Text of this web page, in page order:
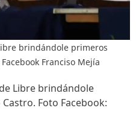
brindándole primeros
Franciso Mejía
Libre brindándole
Foto Facebook: